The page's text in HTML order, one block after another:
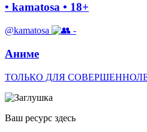
• kamatosa • 18+
@kamatosa -
Аниме
ТОЛЬКО ДЛЯ
Ваш ресурс здесь